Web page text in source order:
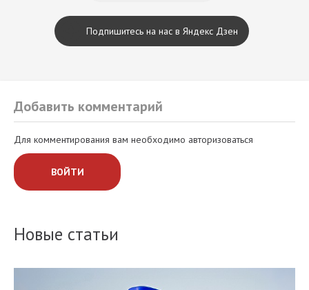
Подпишитесь на нас в Яндекс Дзен
Добавить комментарий
Для комментирования вам необходимо авторизоваться
ВОЙТИ
Новые статьи